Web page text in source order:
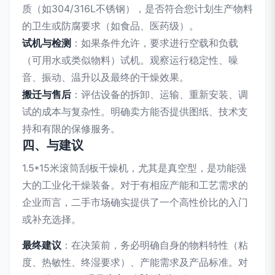
质（如304/316L不锈钢），是否符合您计划生产物料
的卫生或防腐要求（如食品、医药级）。
试机与检测 ：如果条件允许，要求进行空载和负载
（可用水或类似物料）试机。观察运行稳定性、噪
音、振动、温升以及最终的干燥效果。
搬迁与售后 ：评估设备的拆卸、运输、重新安装、调
试的成本与复杂性。明确卖方能否提供图纸、技术支
持和有限的保修服务。
四、与建议
1.5*15米滚筒刮板干燥机，尤其是真空型，是功能强
大的工业化干燥装备。对于有相应产能和工艺需求的
企业而言，二手市场确实提供了一个高性价比的入门
或补充选择。
最终建议 ：在决策前，务必明确自身的物料特性（粘
度、热敏性、终湿要求）、产能需求及产品标准。对